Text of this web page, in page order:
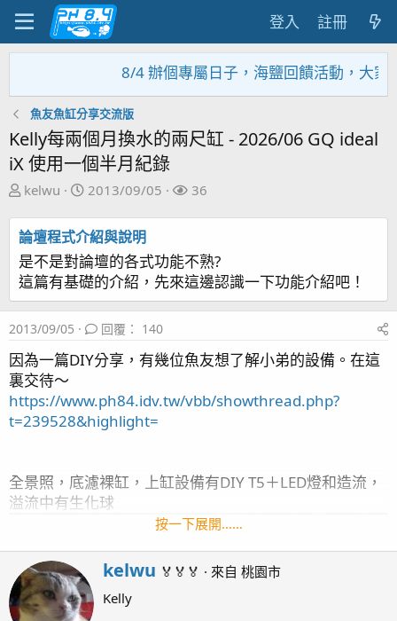
登入 註冊
8/4 辦個專屬日子，海鹽回饋活動，大家趕
魚友魚缸分享交流版
Kelly每兩個月換水的兩尺缸 - 2026/06 GQ ideal
iX 使用一個半月紀錄
主
發
起
人
kelwu
開
日
期
2013/09/05
關
36
論壇程式介紹與說明
是不是對論壇的各式功能不熟?
這篇有基礎的介紹，先來這邊認識一下功能介紹吧！
2013/09/05 回覆： 140
因為一篇DIY分享，有幾位魚友想了解小弟的設備。在這
裏交待～
https://www.ph84.idv.tw/vbb/showthread.php?
t=239528&highlight=
全景照，底濾裸缸，上缸設備有DIY T5＋LED燈和造流，
溢流中有生化球
按一下展開……
W
i
kelwu 🏅🏅🏅 · 來自 桃園市
Kelly